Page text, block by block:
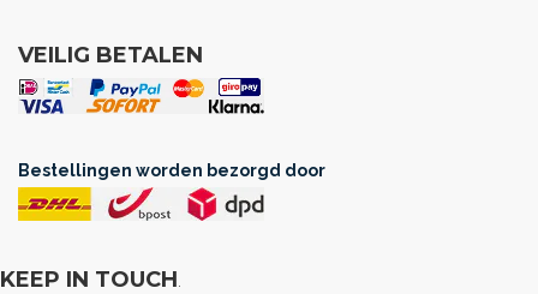
VEILIG BETALEN
Bestellingen worden bezorgd door
KEEP IN TOUCH